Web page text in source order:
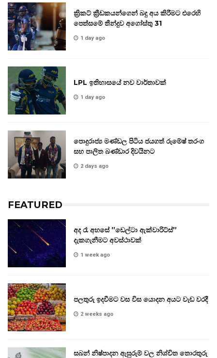
ක්‍රිකට් ක්‍රීඩකයන්ගෙන් බදු අය කිරීමට එරෙහි
පෙත්සමේ තීන්දුව අගෝස්තු 31
1 day ago
LPL ඉතිහාසයේ නව වාර්තාවක්
1 day ago
පොදුරාජ්‍ය මණ්ඩල පිටිය ජයගත් රුමේෂ් තරංග
සහ පාලිත බණ්ඩාර දිවයිනට
2 days ago
FEATURED
අද රෑ අහසේ ”ඩෙල්ටා ඇක්වාරිට්ස්”
දැකගැනීමට අවස්ථාවක්
1 week ago
පලතුරු ඉදවීමට වස විස යොදන අයට වැඩ වරදී
2 weeks ago
සබන් නිෂ්පාදන ඇසුරුම් වල නිශ්චිත තොරතුරු